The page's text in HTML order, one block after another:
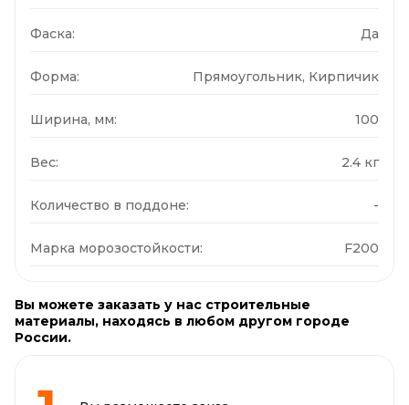
Фаска: Да
Форма: Прямоугольник, Кирпичик
Ширина, мм: 100
Вес: 2.4 кг
Количество в поддоне: -
Марка морозостойкости: F200
Вы можете заказать у нас строительные
материалы, находясь в любом другом городе
России.